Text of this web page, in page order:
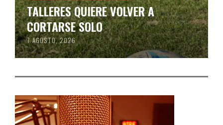
TALLERES QUIERE VOLVER A
CORTARSE SOLO
7 AGOSTO, 2026